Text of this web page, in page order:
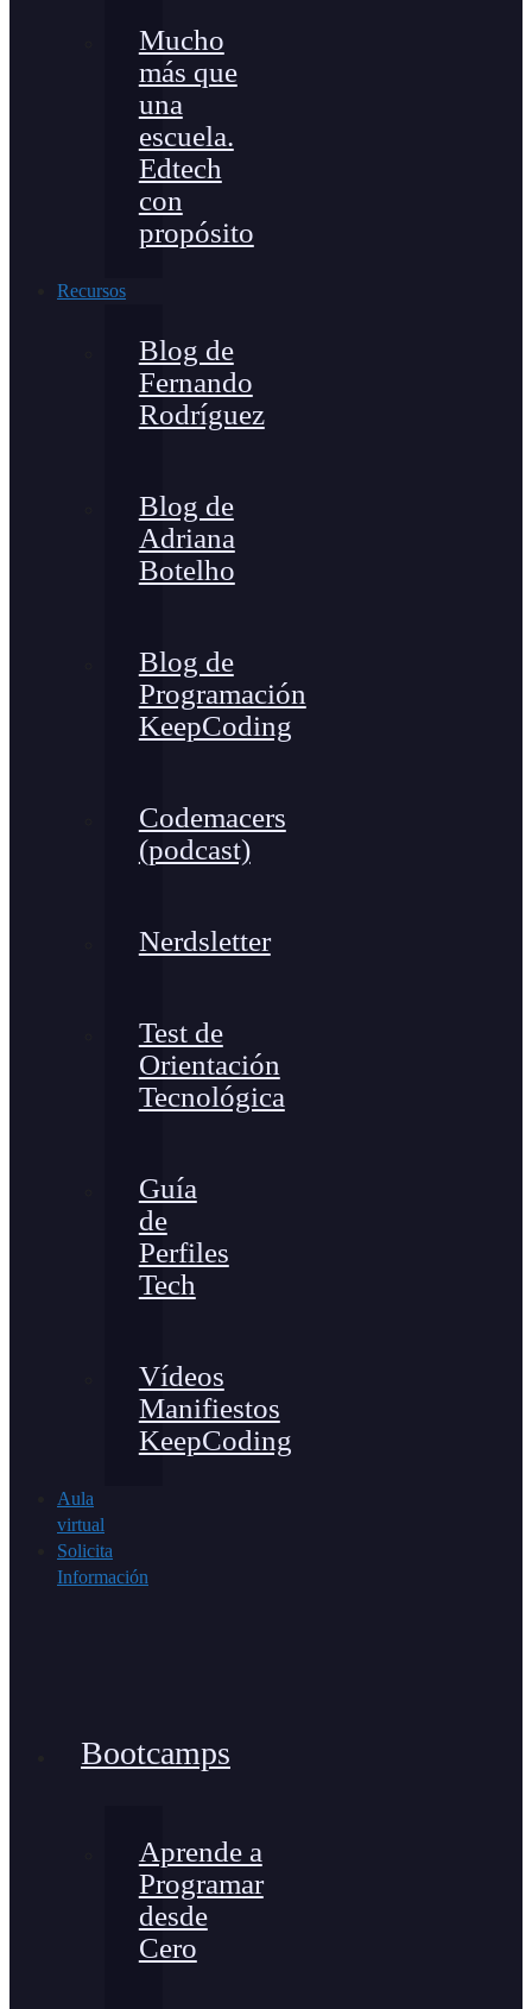
Mucho
más que
una
escuela.
Edtech
con
propósito
Recursos
Blog de
Fernando
Rodríguez
Blog de
Adriana
Botelho
Blog de
Programación
KeepCoding
Codemacers
(podcast)
Nerdsletter
Test de
Orientación
Tecnológica
Guía
de
Perfiles
Tech
Vídeos
Manifiestos
KeepCoding
Aula
virtual
Solicita
Información
Bootcamps
Aprende a
Programar
desde
Cero